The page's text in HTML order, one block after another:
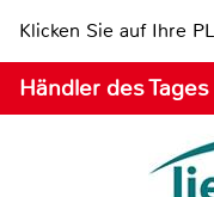
Klicken Sie auf Ihre
Händler des Tages